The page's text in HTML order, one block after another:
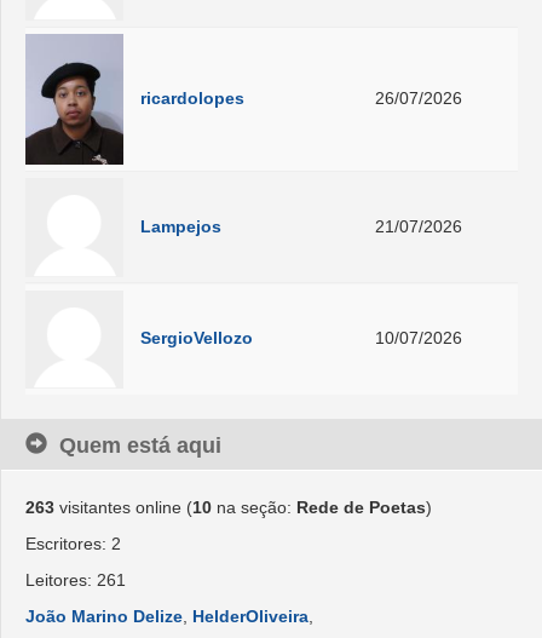
ricardolopes 26/07/2026
Lampejos 21/07/2026
SergioVellozo 10/07/2026
Quem está aqui
263 visitantes online (10 na seção: Rede de Poetas)
Escritores: 2
Leitores: 261
João Marino Delize HelderOliveira